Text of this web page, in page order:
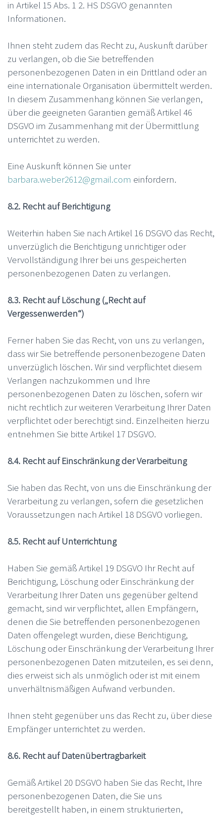
in Artikel 15 Abs. 1 2. HS DSGVO genannten
Informationen.
Ihnen steht zudem das Recht zu, Auskunft darüber
zu verlangen, ob die Sie betreffenden
personenbezogenen Daten in ein Drittland oder an
eine internationale Organisation übermittelt werden.
In diesem Zusammenhang können Sie verlangen,
über die geeigneten Garantien gemäß Artikel 46
DSGVO im Zusammenhang mit der Übermittlung
unterrichtet zu werden.
Eine Auskunft können Sie unter
barbara.weber2612@gmail.com einfordern.
8.2. Recht auf Berichtigung
Weiterhin haben Sie nach Artikel 16 DSGVO das Recht,
unverzüglich die Berichtigung unrichtiger oder
Vervollständigung Ihrer bei uns gespeicherten
personenbezogenen Daten zu verlangen.
8.3. Recht auf Löschung („Recht auf
Vergessenwerden“)
Ferner haben Sie das Recht, von uns zu verlangen,
dass wir Sie betreffende personenbezogene Daten
unverzüglich löschen. Wir sind verpflichtet diesem
Verlangen nachzukommen und Ihre
personenbezogenen Daten zu löschen, sofern wir
nicht rechtlich zur weiteren Verarbeitung Ihrer Daten
verpflichtet oder berechtigt sind. Einzelheiten hierzu
entnehmen Sie bitte Artikel 17 DSGVO.
8.4. Recht auf Einschränkung der Verarbeitung
Sie haben das Recht, von uns die Einschränkung der
Verarbeitung zu verlangen, sofern die gesetzlichen
Voraussetzungen nach Artikel 18 DSGVO vorliegen.
8.5. Recht auf Unterrichtung
Haben Sie gemäß Artikel 19 DSGVO Ihr Recht auf
Berichtigung, Löschung oder Einschränkung der
Verarbeitung Ihrer Daten uns gegenüber geltend
gemacht, sind wir verpflichtet, allen Empfängern,
denen die Sie betreffenden personenbezogenen
Daten offengelegt wurden, diese Berichtigung,
Löschung oder Einschränkung der Verarbeitung Ihrer
personenbezogenen Daten mitzuteilen, es sei denn,
dies erweist sich als unmöglich oder ist mit einem
unverhältnismäßigen Aufwand verbunden.
Ihnen steht gegenüber uns das Recht zu, über diese
Empfänger unterrichtet zu werden.
8.6. Recht auf Datenübertragbarkeit
Gemäß Artikel 20 DSGVO haben Sie das Recht, Ihre
personenbezogenen Daten, die Sie uns
bereitgestellt haben, in einem strukturierten,